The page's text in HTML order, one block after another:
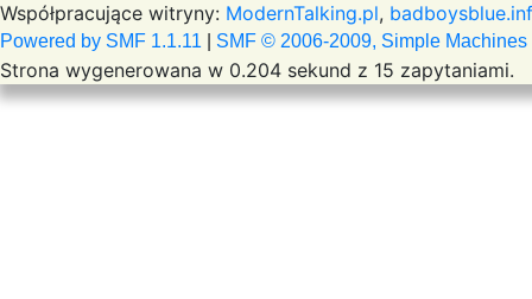
Współpracujące witryny: ModernTalking.pl,
Powered by SMF 1.1.11 SMF © 2006-2009, Simple Machines
Strona wygenerowana w 0.204 sekund z 15 zapytaniami.